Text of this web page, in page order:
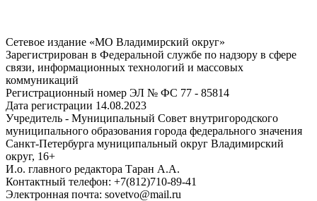
Сетевое издание «МО Владимирский округ»
Зарегистрирован в Федеральной службе по надзору в сфере
связи, информационных технологий и массовых
коммуникаций
Регистрационный номер ЭЛ № ФС 77 - 85814
Дата регистрации 14.08.2023
Учредитель - Муниципальный Совет внутригородского
муниципального образования города федерального значения
Санкт-Петербурга муниципальный округ Владимирский
округ, 16+
И.о. главного редактора Таран А.А.
Контактный телефон: +7(812)710-89-41
Электронная почта: sovetvo@mail.ru